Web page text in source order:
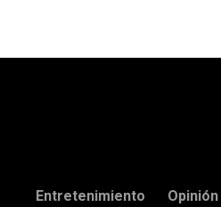
Entretenimiento Opinión